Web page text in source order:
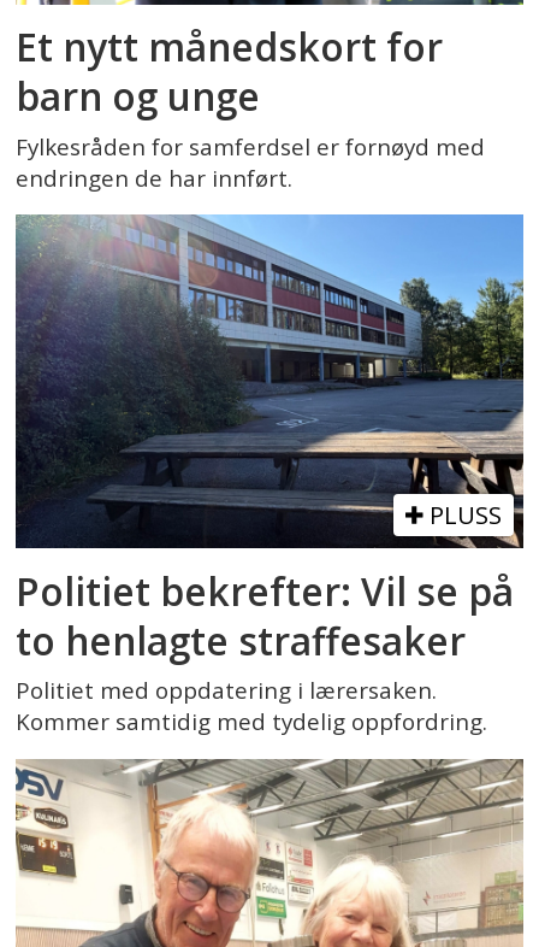
Et nytt månedskort for
barn og unge
Fylkesråden for samferdsel er fornøyd med
endringen de har innført.
PLUSS
Politiet bekrefter: Vil se på
to henlagte straffesaker
Politiet med oppdatering i lærersaken.
Kommer samtidig med tydelig oppfordring.